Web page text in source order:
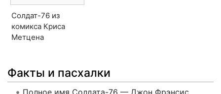
Солдат-76 из
комикса Криса
Метцена
Факты и пасхалки